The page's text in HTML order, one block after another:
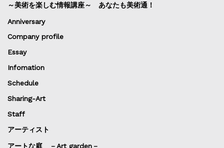
～美術を楽しむ情報講座～ あなたも美術通！
Anniversary
Company profile
Essay
Infomation
Schedule
Sharing-Art
Staff
アーティスト
アートな庭 －Art garden－